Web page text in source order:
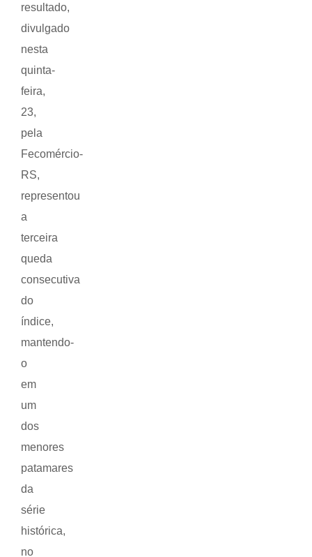
resultado,
divulgado
nesta
quinta-
feira,
23,
pela
Fecomércio-
RS,
representou
a
terceira
queda
consecutiva
do
índice,
mantendo-
o
em
um
dos
menores
patamares
da
série
histórica,
no